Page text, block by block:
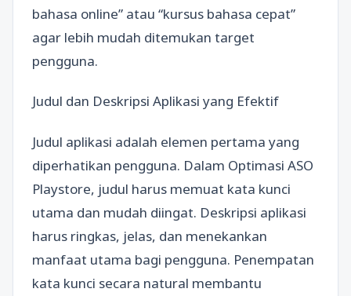
bahasa online” atau “kursus bahasa cepat”
agar lebih mudah ditemukan target
pengguna.
Judul dan Deskripsi Aplikasi yang Efektif
Judul aplikasi adalah elemen pertama yang
diperhatikan pengguna. Dalam Optimasi ASO
Playstore, judul harus memuat kata kunci
utama dan mudah diingat. Deskripsi aplikasi
harus ringkas, jelas, dan menekankan
manfaat utama bagi pengguna. Penempatan
kata kunci secara natural membantu